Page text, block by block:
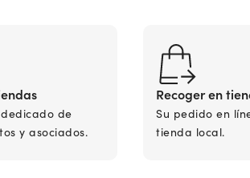
de
y asociados.
Recoger en
Su pedido en
tienda local.